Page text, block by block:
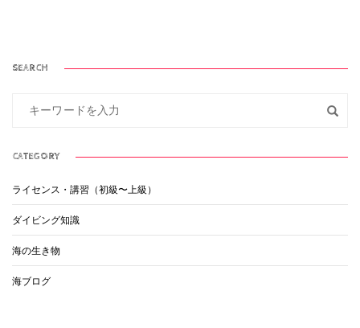
SEARCH
CATEGORY
ライセンス・講習（初級〜上級）
ダイビング知識
海の生き物
海ブログ